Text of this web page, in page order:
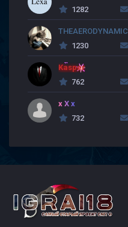
1282
THEAERODYNAMIC
1230
Kasper
762
x X x
732